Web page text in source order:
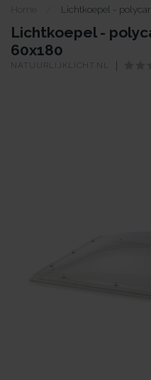
Home Lichtkoepel -
Lichtkoepel -
60x180
NATUURLIJKLICHT.NL